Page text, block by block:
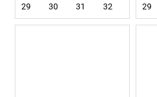
29 30 31 32 29